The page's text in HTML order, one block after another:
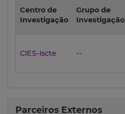
Centro de
Investigação
Grupo de
Investigação
CIES-Iscte --
Parceiros Externos